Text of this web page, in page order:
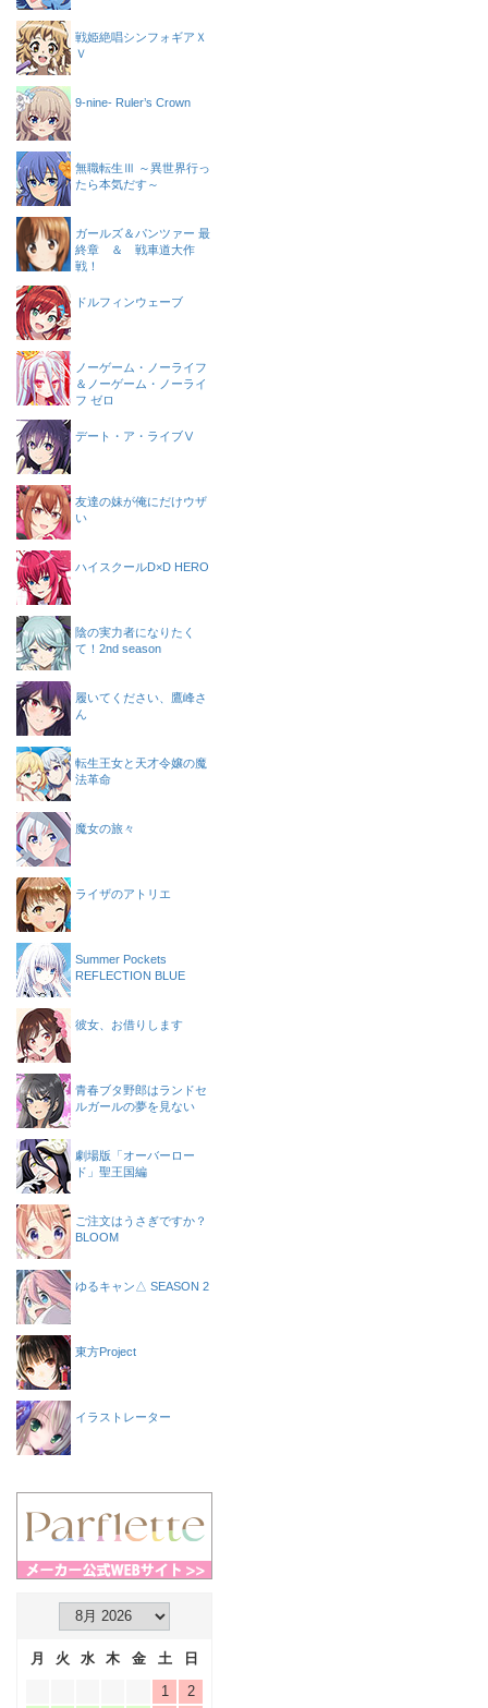
戦姫絶唱シンフォギアＸ
Ｖ
9-nine- Ruler’s Crown
無職転生Ⅲ ～異世界行っ
たら本気だす～
ガールズ＆パンツァー 最
終章 ＆ 戦車道大作
戦！
ドルフィンウェーブ
ノーゲーム・ノーライフ
＆ノーゲーム・ノーライ
フ ゼロ
デート・ア・ライブⅤ
友達の妹が俺にだけウザ
い
ハイスクールD×D HERO
陰の実力者になりたく
て！2nd season
履いてください、鷹峰さ
ん
転生王女と天才令嬢の魔
法革命
魔女の旅々
ライザのアトリエ
Summer Pockets
REFLECTION BLUE
彼女、お借りします
青春ブタ野郎はランドセ
ルガールの夢を見ない
劇場版「オーバーロー
ド」聖王国編
ご注文はうさぎですか？
BLOOM
ゆるキャン△ SEASON 2
東方Project
イラストレーター
月 火 水 木 金 土
日
1
2